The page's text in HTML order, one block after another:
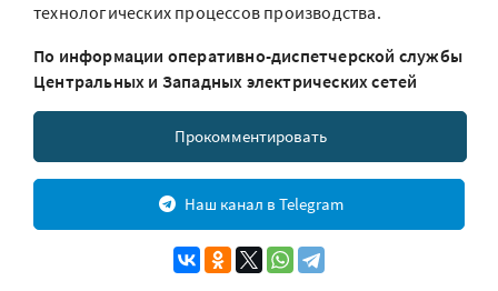
технологических процессов производства.
По информации оперативно-диспетчерской службы
Центральных и Западных электрических сетей
Прокомментировать
Наш канал в Telegram